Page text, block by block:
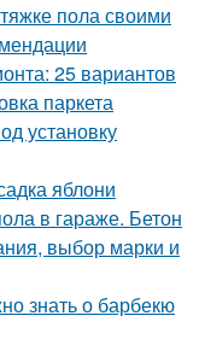
пола своими
25 вариантов
паркета
установку
яблони
в гараже. Бетон
выбор марки и
знать о барбекю